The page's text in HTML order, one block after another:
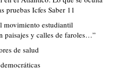
pruebas Icfes Saber 11
movimiento estudiantil
paisajes y calles de faroles…”
de salud